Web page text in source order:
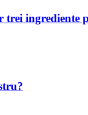
trei ingrediente